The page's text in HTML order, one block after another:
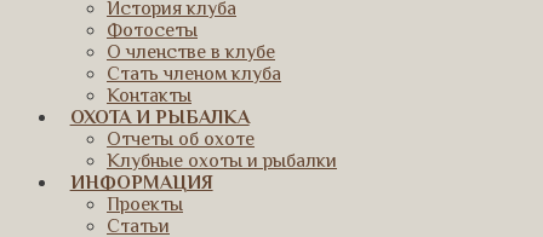
История клуба
Фотосеты
О членстве в клубе
Стать членом клуба
Контакты
ОХОТА И РЫБАЛКА
Отчеты об охоте
Клубные охоты и рыбалки
ИНФОРМАЦИЯ
Проекты
Статьи